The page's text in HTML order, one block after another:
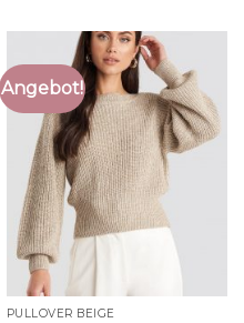
Angebot!
PULLOVER BEIGE